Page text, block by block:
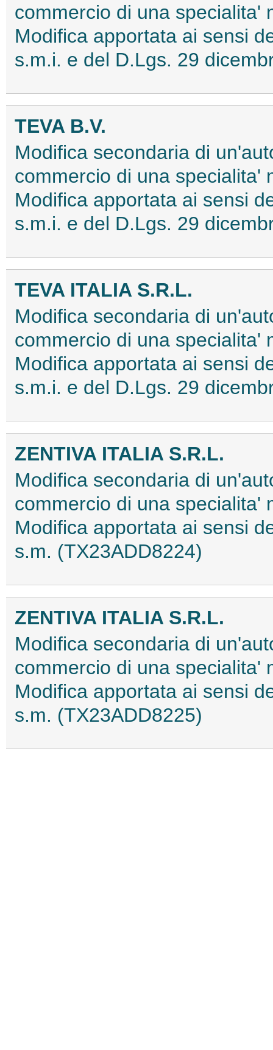
commercio di una specialita'
Modifica apportata ai sensi
s.m.i. e del D.Lgs. 29
TEVA B.V.
Modifica secondaria di
commercio di una specialita'
Modifica apportata ai sensi
s.m.i. e del D.Lgs. 29
TEVA ITALIA S.R.L.
Modifica secondaria di
commercio di una specialita'
Modifica apportata ai sensi
s.m.i. e del D.Lgs. 29
ZENTIVA ITALIA S.R.L.
Modifica secondaria di
commercio di una specialita'
Modifica apportata ai sensi
s.m. (TX23ADD8224)
ZENTIVA ITALIA S.R.L.
Modifica secondaria di
commercio di una specialita'
Modifica apportata ai sensi
s.m. (TX23ADD8225)